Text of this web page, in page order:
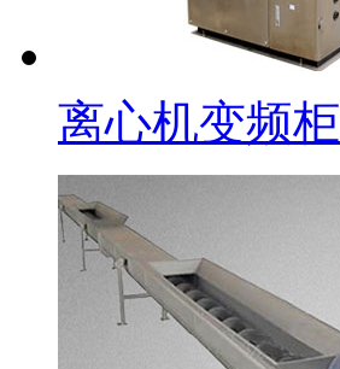
离心机变频柜